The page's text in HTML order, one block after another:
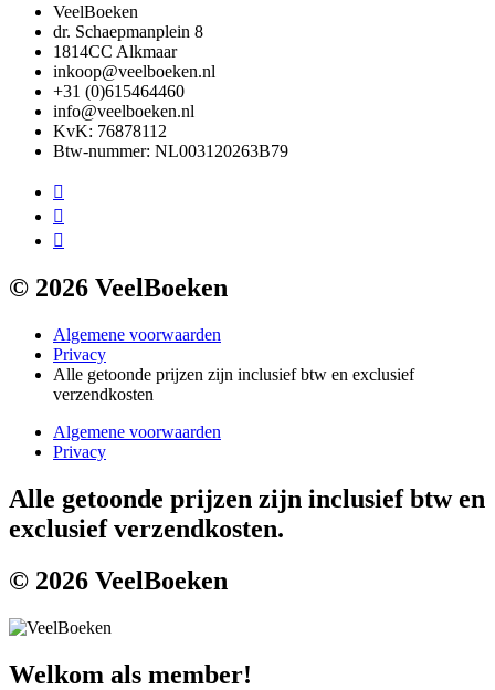
VeelBoeken
dr. Schaepmanplein 8
1814CC Alkmaar
inkoop@veelboeken.nl
+31 (0)615464460
info@veelboeken.nl
KvK: 76878112
Btw-nummer: NL003120263B79
© 2026 VeelBoeken
Algemene voorwaarden
Privacy
Alle getoonde prijzen zijn inclusief btw en exclusief
verzendkosten
Algemene voorwaarden
Privacy
Alle getoonde prijzen zijn inclusief btw en
exclusief verzendkosten.
© 2026 VeelBoeken
Welkom als member!